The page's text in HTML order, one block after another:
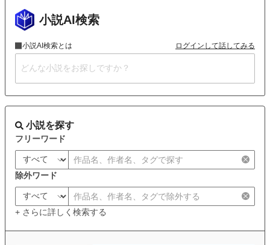
小説AI検索
小説AI検索とは ログインして話してみる
小説を探す
フリーワード
除外ワード
+ さらに詳しく検索する